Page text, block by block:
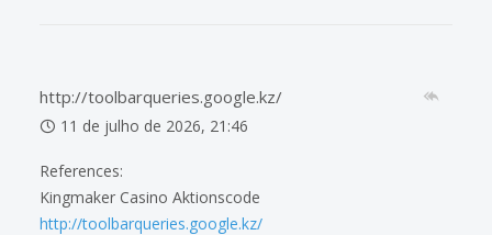
http://toolbarqueries.google.kz/
11 de julho de 2026, 21:46
References:
Kingmaker Casino Aktionscode
http://toolbarqueries.google.kz/